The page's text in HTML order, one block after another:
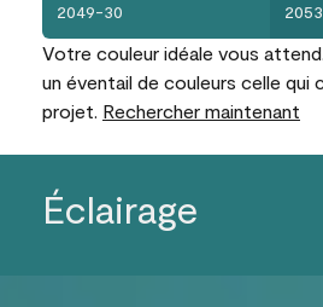
2049-30
Votre couleur idéale vous
un éventail de couleurs celle qui
projet. Rechercher maintenant
Éclairage